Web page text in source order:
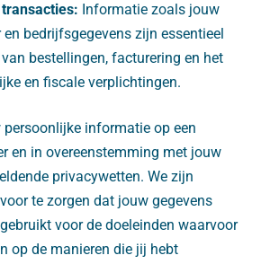
Informatie zoals jouw
bedrijfsgegevens zijn essentieel
bestellingen, facturering en het
en fiscale verplichtingen.
persoonlijke informatie op een
en in overeenstemming met jouw
privacywetten. We zijn
te zorgen dat jouw gegevens
voor de doeleinden waarvoor
op de manieren die jij hebt